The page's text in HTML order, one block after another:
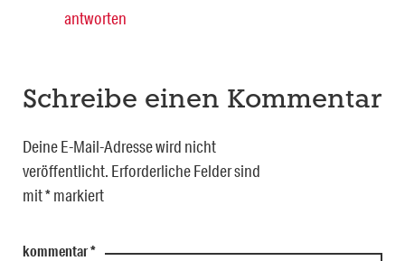
antworten
Schreibe einen Kommentar
Deine E-Mail-Adresse wird nicht
veröffentlicht. Erforderliche Felder sind
mit*markiert
kommentar*